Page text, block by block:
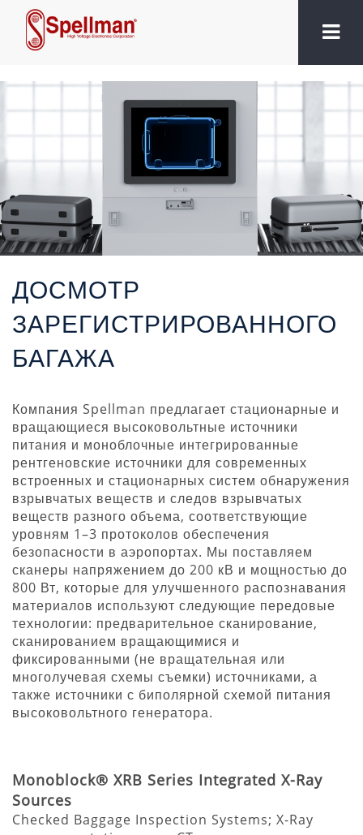
ДОСМОТР
ЗАРЕГИСТРИРОВАННОГО
БАГАЖА
Компания Spellman предлагает стационарные и
вращающиеся высоковольтные источники
питания и моноблочные интегрированные
рентгеновские источники для современных
встроенных и стационарных систем обнаружения
взрывчатых веществ и следов взрывчатых
веществ разного объема, соответствующие
уровням 1–3 протоколов обеспечения
безопасности в аэропортах. Мы поставляем
сканеры напряжением до 200 кВ и мощностью до
800 Вт, которые для улучшенного распознавания
материалов используют следующие передовые
технологии: предварительное сканирование,
сканированием вращающимися и
фиксированными (не вращательная или
многолучевая схемы съемки) источниками, а
также источники с биполярной схемой питания
высоковольтного генератора.
Monoblock® XRB Series Integrated X-Ray
Sources
Checked Baggage Inspection Systems; X-Ray